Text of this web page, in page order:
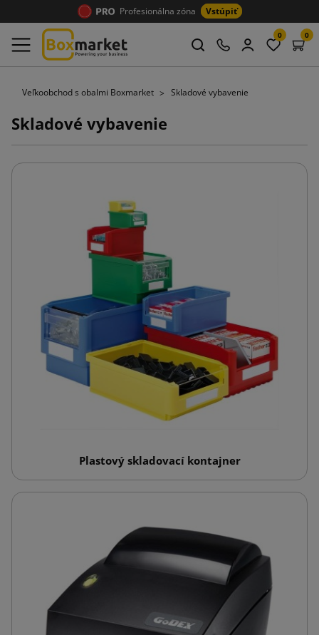
Profesionálna zóna Vstúpiť
0 0
Veľkoobchod s obalmi Boxmarket Skladové vybavenie
Skladové vybavenie
Plastový skladovací kontajner